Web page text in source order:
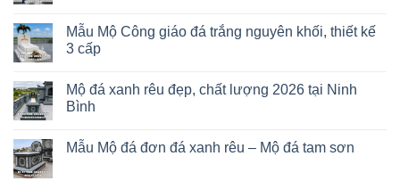
Mẫu Mộ Công giáo đá trắng nguyên khối, thiết kế
3 cấp
Mộ đá xanh rêu đẹp, chất lượng 2026 tại Ninh
Bình
Mẫu Mộ đá đơn đá xanh rêu – Mộ đá tam sơn